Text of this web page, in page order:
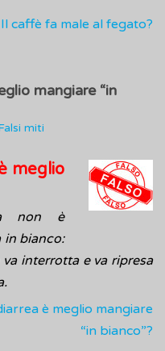
caffè fa male al fegato?
mangiare “in
miti
meglio
non è
in bianco:
interrotta e va ripresa
è meglio mangiare
“in bianco”?